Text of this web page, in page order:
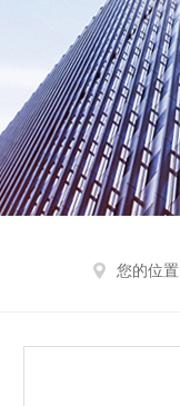
您的位置